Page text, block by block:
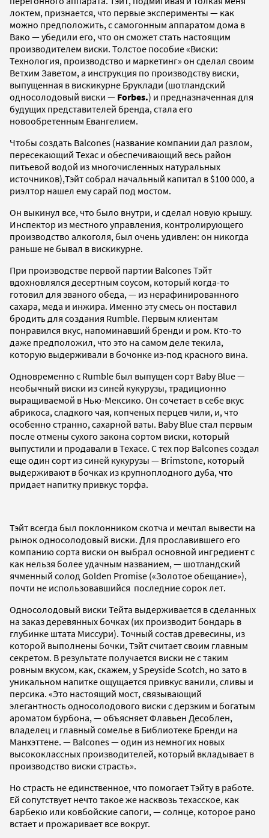
локтем, признается, что первые эксперименты — как
можно предположить, с самогонным аппаратом дома в
Вако — убедили его, что он сможет стать настоящим
производителем виски. Толстое пособие «Виски:
Технология, производство и маркетинг» он сделал своим
Ветхим Заветом, а инструкция по производству виски,
выпущенная в вискикурне Бруклади (шотландский
односолодовый виски — Forbes.) и предназначенная для
будущих представителей бренда, стала его
новообретенным Евангелием.
Чтобы создать Balcones (название компании дал разлом,
пересекающий Техас и обеспечивающий весь район
питьевой водой из многочисленных натуральных
источников),Тэйт собрал начальный капитал в $100 000, а
риэлтор нашел ему сарай под мостом.
Он выкинул все, что было внутри, и сделал новую крышу.
Инспектор из местного управления, контролирующего
производство алкоголя, был очень удивлен: он никогда
раньше не бывал в вискикурне.
При производстве первой партии Balcones Тэйт
вдохновлялся десертным соусом, который когда-то
готовил для званого обеда, — из нерафинированного
сахара, меда и инжира. Именно эту смесь он поставил
бродить для создания Rumble. Первым клиентам
понравился вкус, напоминавший бренди и ром. Кто-то
даже предположил, что это на самом деле текила,
которую выдерживали в бочонке из-под красного вина.
Одновременно с Rumble был выпущен сорт Baby Blue —
необычный виски из синей кукурузы, традиционно
выращиваемой в Нью-Мексико. Он сочетает в себе вкус
абрикоса, сладкого чая, копченых перцев чили, и, что
особенно странно, сахарной ваты. Baby Blue стал первым
после отмены сухого закона сортом виски, который
выпустили и продавали в Техасе. С тех пор Balcones создал
еще один сорт из синей кукурузы — Brimstone, который
выдерживают в бочках из крупноплодного дуба, что
придает напитку привкус торфа.
Тэйт всегда был поклонником скотча и мечтал вывести на
рынок односолодовый виски. Для прославившего его
компанию сорта виски он выбрал основной ингредиент с
как нельзя более удачным названием, — шотландский
ячменный солод Golden Promise («Золотое обещание»),
почти не использовавшийся последние сорок лет.
Односолодовый виски Тейта выдерживается в сделанных
на заказ деревянных бочках (их производит бондарь в
глубинке штата Миссури). Точный состав древесины, из
которой выполнены бочки, Тэйт считает своим главным
секретом. В результате получается виски не с таким
ровным вкусом, как, скажем, у Speyside Scotch, но зато в
уникальном напитке ощущается привкус ванили, сливы и
персика. «Это настоящий мост, связывающий
элегантность односолодового виски с дерзким и богатым
ароматом бурбона, — объясняет Флавьен Десоблен,
владелец и главный сомелье в Библиотеке Бренди на
Манхэттене. — Balcones — один из немногих новых
высококлассных производителей, который вкладывает в
производство виски страсть».
Но страсть не единственное, что помогает Тэйту в работе.
Ей сопутствует нечто такое же насквозь техасское, как
барбекю или ковбойские сапоги, — солнце, которое рано
встает и прожаривает все вокруг.